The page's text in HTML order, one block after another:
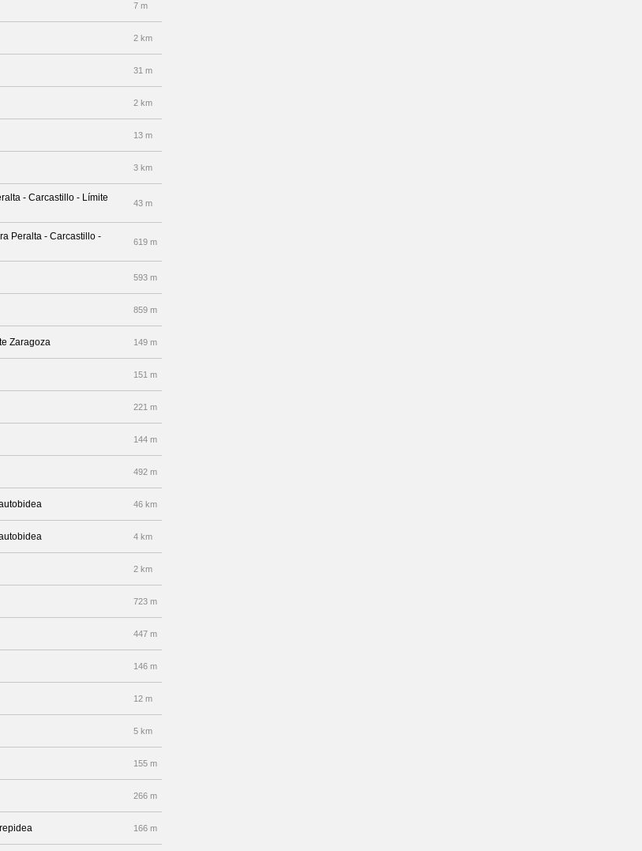
7 m
2 km
31 m
2 km
13 m
3 km
- Carcastillo - Límite
43 m
Peralta - Carcastillo -
619 m
593 m
859 m
Zaragoza 149 m
151 m
221 m
144 m
492 m
46 km
4 km
2 km
723 m
447 m
146 m
12 m
5 km
155 m
266 m
166 m